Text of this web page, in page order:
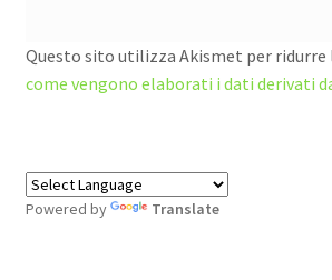
Questo sito utilizza Akismet per ridurre
come vengono elaborati i dati derivati
Powered by Translate